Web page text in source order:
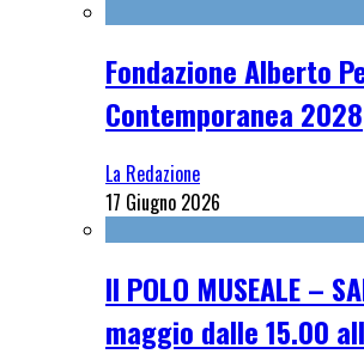
Fondazione Alberto
Contemporanea 2028
La Redazione
17 Giugno 2026
Il POLO MUSEALE –
maggio dalle 15.00